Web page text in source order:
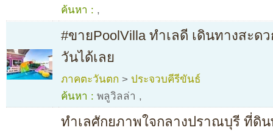
ค้นหา : ,
#ขายPoolVilla ทำเลดี เดินทางสะด
วันได้เลย
ภาคตะวันตก > ประจวบคีรีขันธ์
ค้นหา : พลูวิลล่า ,
ทำเลศักยภาพใจกลางปราณบุรี ที่ดิ